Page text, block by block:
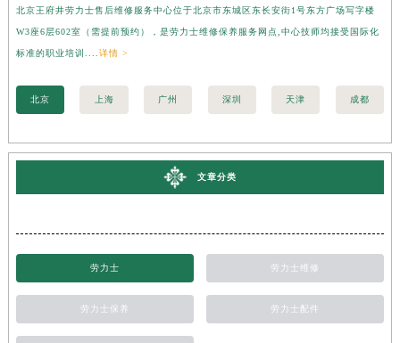
北京王府井劳力士售后维修服务中心位于北京市东城区东长安街1号东方广场写字楼
W3座6层602室（需提前预约），是劳力士维修保养服务网点,中心技师均接受国际化
标准的职业培训.... 详情 >
北京 上海 广州 深圳 天津 成都
文章分类
劳力士 劳力士维修
劳力士保养 劳力士配件